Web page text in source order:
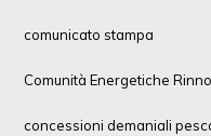
comunicato stampa
Comunità Energetiche
concessioni demaniali